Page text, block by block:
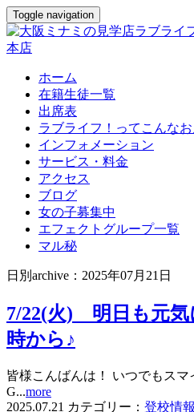
Toggle navigation
ホーム
在籍生徒一覧
出席表
ラブライフ！ってこんな
インフォメーション
サービス・料金
アクセス
ブログ
女の子募集中
エフェクトグループ一覧
マル秘
日別archive：2025年07月21日
7/22(火) 明日も元気
時から♪
皆様こんばんは！ いつでもスマ
G...more
2025.07.21 カテゴリー： 登校情報